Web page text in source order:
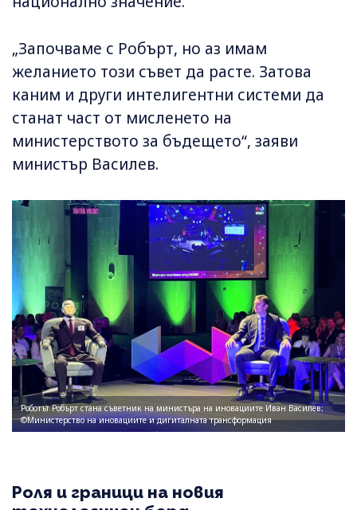
„Започваме с Робърт, но аз имам
желанието този съвет да расте. Затова
каним и други интелигентни системи да
станат част от мисленето на
министерството за бъдещето“, заяви
министър Василев.
Роботът Робърт стана съветник на министъра на иновациите Иван Василев;
©Министерство на иновациите и дигиталната трансформация
Роля и граници на новия